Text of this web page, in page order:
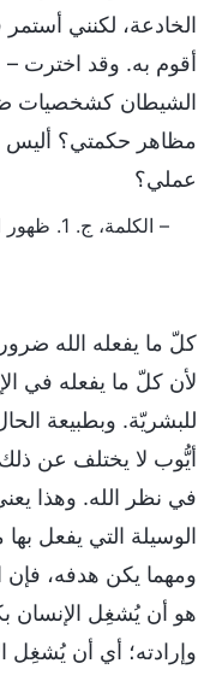
الخادعة، لكنني
أقوم به. وقد اخترت –
الشيطان كشخصيات
مظاهر حكمتي؟ أليس
عملي؟
–
كلّ ما يفعله الله
لأن كلّ ما يفعله في
للبشريّة. وبطبيعة
أيُّوب لا يختلف عن
في نظر الله. وهذا
الوسيلة التي يفعل
ومهما يكن هدفه، فإن
هو أن يُشغِل الإنسان
وإرادته؛ أي أن يُشغِل